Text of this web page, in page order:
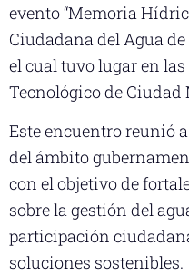
evento “Memoria
Ciudadana del Agua
el cual tuvo lugar en
Tecnológico de Ciudad
Este encuentro reunió
del ámbito
con el objetivo de
sobre la gestión del
participación
soluciones sostenibles.